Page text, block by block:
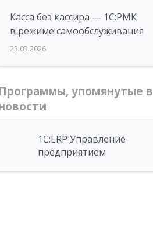
Касса без кассира — 1С:РМК
в режиме самообслуживания
23.03.2026
Программы, упомянутые в
1С:ERP Управление
предприятием